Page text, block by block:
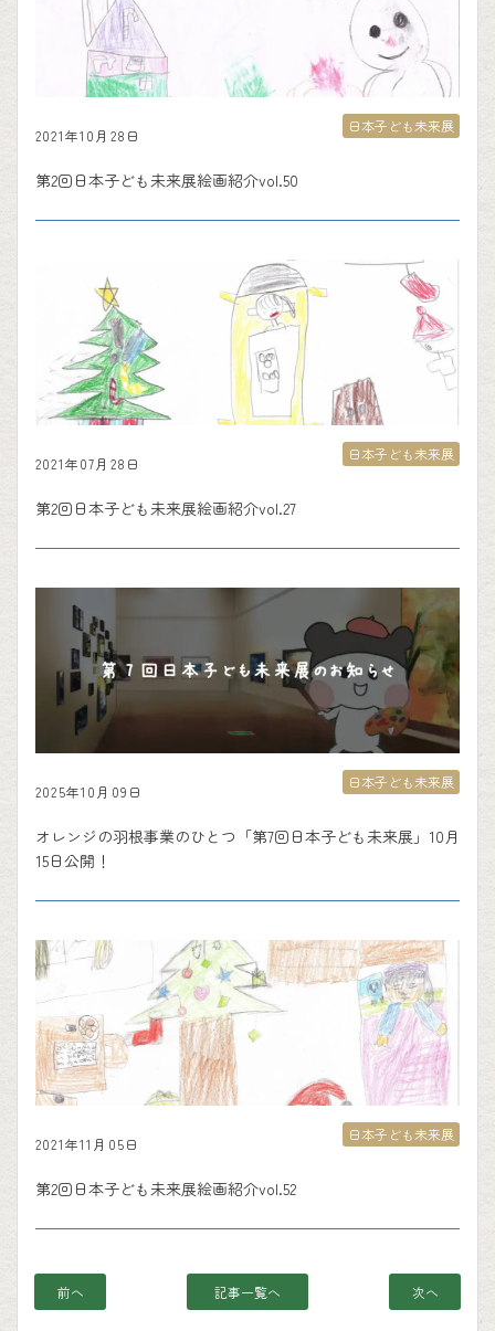
2021年10月28日
第2回日本子ども未来展絵画紹介vol.50
日本子ども未来展
2021年07月28日
第2回日本子ども未来展絵画紹介vol.27
日本子ども未来展
2025年10月09日
オレンジの羽根事業のひとつ「第7回日本子ども未来展」10月
15日公開！
日本子ども未来展
2021年11月05日
第2回日本子ども未来展絵画紹介vol.52
日本子ども未来展
前へ 記事一覧へ 次へ